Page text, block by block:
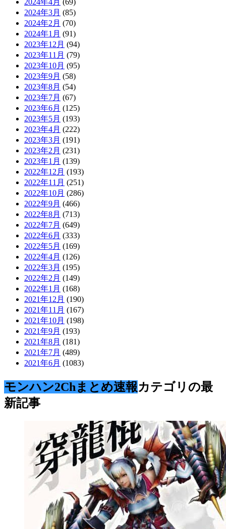
2024年3月 (85)
2024年2月 (70)
2024年1月 (91)
2023年12月 (94)
2023年11月 (79)
2023年10月 (95)
2023年9月 (58)
2023年8月 (54)
2023年7月 (67)
2023年6月 (125)
2023年5月 (193)
2023年4月 (222)
2023年3月 (191)
2023年2月 (231)
2023年1月 (139)
2022年12月 (193)
2022年11月 (251)
2022年10月 (286)
2022年9月 (466)
2022年8月 (713)
2022年7月 (649)
2022年6月 (333)
2022年5月 (169)
2022年4月 (126)
2022年3月 (195)
2022年2月 (149)
2022年1月 (168)
2021年12月 (190)
2021年11月 (167)
2021年10月 (198)
2021年9月 (193)
2021年8月 (181)
2021年7月 (489)
2021年6月 (1083)
モンハン2Chまとめ速報カテゴリの最
新記事